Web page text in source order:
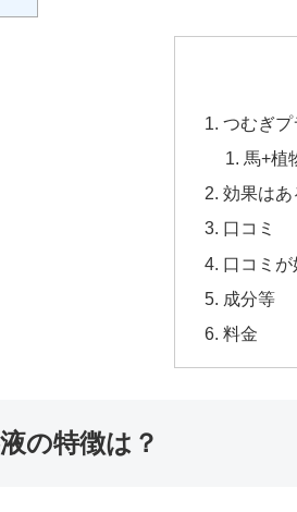
つむぎプ
馬+植
効果はあ
口コミ
口コミ
成分等
料金
の特徴は？